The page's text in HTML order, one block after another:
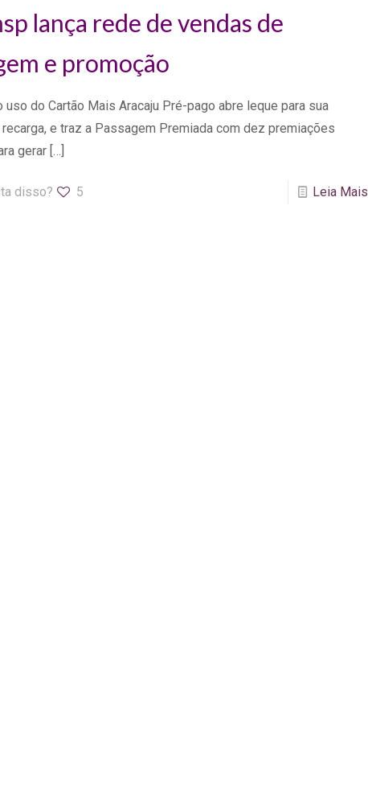
lança rede de vendas de
e promoção
uso do Cartão Mais Aracaju Pré-pago abre leque para sua
e traz a Passagem Premiada com dez premiações
gerar[…]
disso? 5 Leia Mais